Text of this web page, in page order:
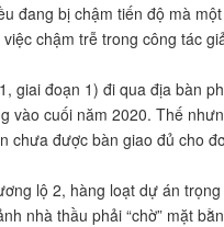
đang bị chậm tiến độ mà
chậm trễ trong công tác
giai đoạn 1) đi qua địa bàn
vào cuối năm 2020. Thế
chưa được bàn giao đủ cho
lộ 2, hàng loạt dự án
nhà thầu phải “chờ” mặt